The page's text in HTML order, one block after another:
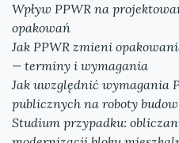
Wpływ PPWR na
opakowań
Jak PPWR zmieni
— terminy i wymagania
Jak uwzględnić wymagania
publicznych na roboty
Studium przypadku: